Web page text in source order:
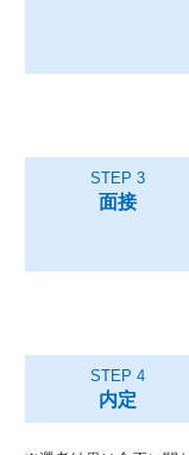
STEP 3
面接
STEP 4
内定